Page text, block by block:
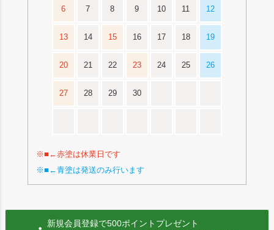
6 7 8 9 10 11 12
13 14 15 16 17 18 19
20 21 22 23 24 25 26
27 28 29 30
※■←赤塗は休業日です
※■←青塗は発送のみ行います
新規会員登録で500ポイントプレゼント